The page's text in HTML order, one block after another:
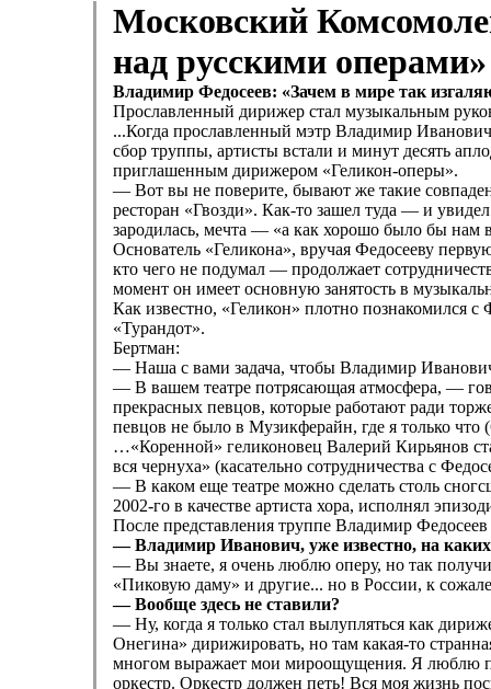
Московский
над русскими операми»
Владимир Федосеев: «Зачем в мире так
Прославленный дирижер стал музыкальным
...Когда прославленный мэтр Владимир
сбор труппы, артисты встали и минут десять
приглашенным дирижером «Геликон-оперы».
— Вот вы не поверите, бывают же такие
ресторан «Гвозди». Как-то зашел туда — и
зародилась, мечта — «а как хорошо было бы нам
Основатель «Геликона», вручая Федосееву
кто чего не подумал — продолжает
момент он имеет основную занятость в
Как известно, «Геликон» плотно познакомился
«Турандот».
Бертман:
— Наша с вами задача, чтобы Владимир Иванович
— В вашем театре потрясающая атмосфера, —
прекрасных певцов, которые работают ради
певцов не было в Музикферайн, где я только
…«Коренной» геликоновец Валерий Кирьянов
вся чернуха» (касательно сотрудничества с
— В каком еще театре можно сделать столь
2002-го в качестве артиста хора, исполнял
После представления труппе Владимир
— Владимир Иванович, уже известно, на каких
— Вы знаете, я очень люблю оперу, но так
«Пиковую даму» и другие... но в России, к
— Вообще здесь не ставили?
— Ну, когда я только стал вылупляться как
Онегина» дирижировать, но там какая-то
многом выражает мои мироощущения. Я люблю
оркестр. Оркестр должен петь! Вся моя жизнь